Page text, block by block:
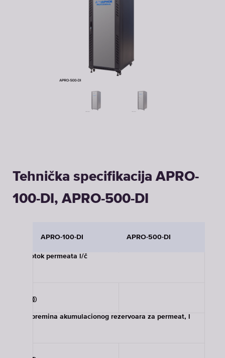
Tehnička specifikacija APRO-
100-DI, APRO-500-DI
APRO-100-DI APRO-500-DI
Protok permeata l/č
100
500
Zapremina akumulacionog rezervoara za permeat, l